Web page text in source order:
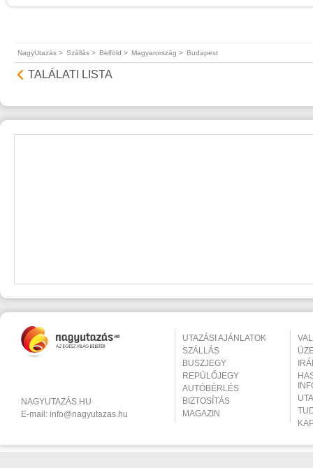
NagyUtazás > Szállás > Belföld > Magyarország > Budapest
TALÁLATI LISTA
NAGYUTAZÁS.HU
E-mail: info@nagyutazas.hu
UTAZÁSI AJÁNLATOK
SZÁLLÁS
BUSZJEGY
REPÜLŐJEGY
AUTÓBÉRLÉS
BIZTOSÍTÁS
MAGAZIN